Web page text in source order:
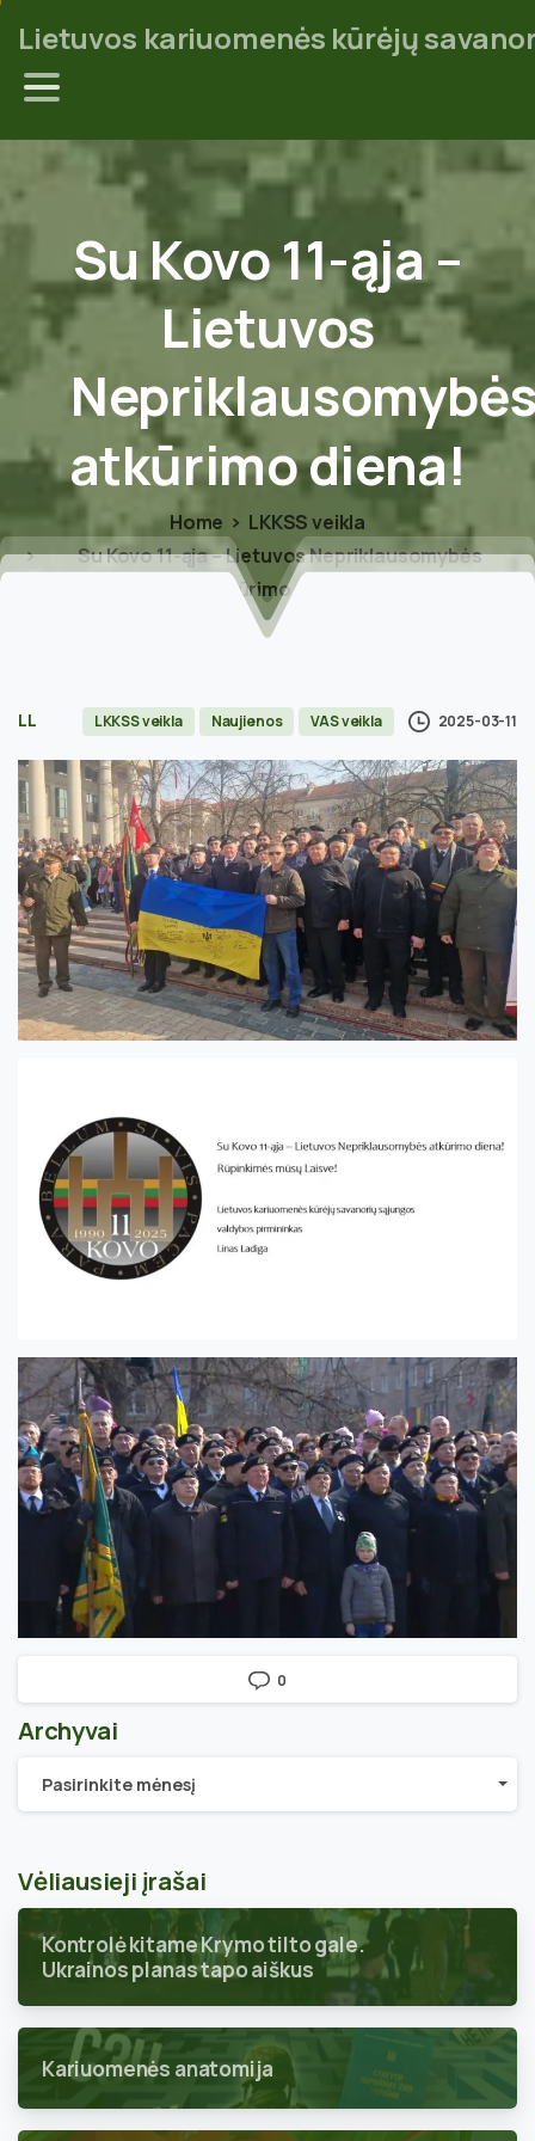
Lietuvos kariuomenės kūrėjų
Su Kovo11-ąja –
Lietuvos
atkūrimodiena!
Home
LKKSS veikla
Su Kovo 11-ąja – Lietuvos Nepriklausomybės
atkūrimo diena!
LL LKKSS veikla Naujienos VAS veikla 2025-03-11
0
Archyvai
Archyvai
Pasirinkite mėnesį
Vėliausieji įrašai
Kontrolė kitame Krymo tilto gale.
Ukrainos planas tapo aiškus
Kariuomenės anatomija